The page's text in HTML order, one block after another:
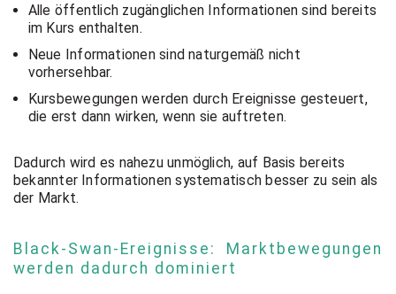
Alle öffentlich zugänglichen Informationen sind bereits
im Kurs enthalten.
Neue Informationen sind naturgemäß nicht
vorhersehbar.
Kursbewegungen werden durch Ereignisse gesteuert,
die erst dann wirken, wenn sie auftreten.
Dadurch wird es nahezu unmöglich, auf Basis bereits
bekannter Informationen systematisch besser zu sein als
der Markt.
Black-Swan-Ereignisse: Marktbewegungen
werden dadurch dominiert